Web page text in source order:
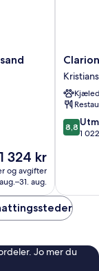
Prisen
1 324 kr
1 324 kr
og avgifter
aug.
Clarion
Hotel
Ernst
8.8
av
8,8
1
Jo mer du